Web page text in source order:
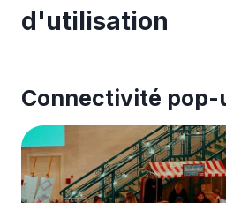
d'utilisation
Connectivité